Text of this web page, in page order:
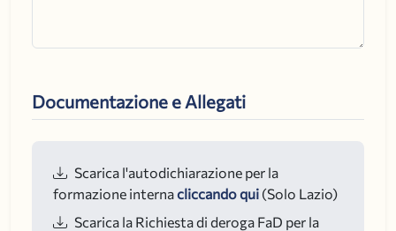
Documentazione e Allegati
Scarica l'autodichiarazione per la
formazione internacliccando qui (Solo Lazio)
Scarica la Richiesta di deroga FaD per la